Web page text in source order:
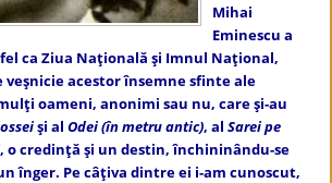
Mihai
Eminescu a
ca Ziua Naţională şi Imnul Naţional,
veşnicie acestor însemne sfinte ale
oameni, anonimi sau nu, care şi-au
şi alOdei (în metru antic), alSarei pe
, o credinţă şi un destin, închininându-se
înger. Pe câţiva dintre ei i-am cunoscut,